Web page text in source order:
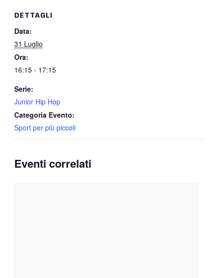
DETTAGLI
Data:
31 Luglio
Ora:
16:15 - 17:15
Serie:
Junior Hip Hop
Categoria Evento:
Sport per più piccoli
Eventi correlati